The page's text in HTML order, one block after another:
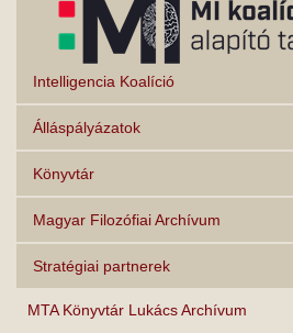
Intelligencia Koalíció
Álláspályázatok
Könyvtár
Magyar Filozófiai Archívum
Stratégiai partnerek
MTA Könyvtár Lukács Archívum